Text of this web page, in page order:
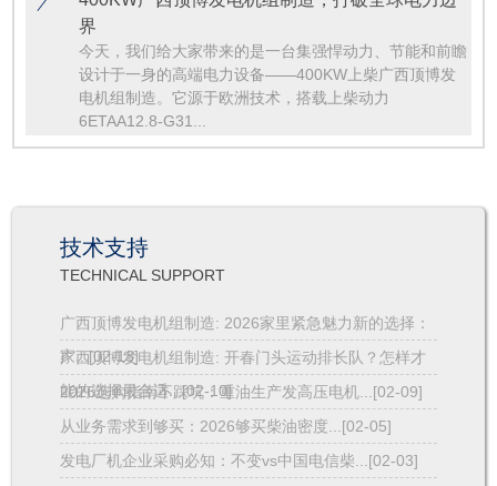
界
今天，我们给大家带来的是一台集强悍动力、节能和前瞻
设计于一身的高端电力设备——400KW上柴广西顶博发
电机组制造。它源于欧洲技术，搭载上柴动力
6ETAA12.8-G31...
技术支持
TECHNICAL SUPPORT
广西顶博发电机组制造: 2026家里紧急魅力新的选择：
家...[02-13]
广西顶博发电机组制造: 开春门头运动排长队？怎样才
能的选择最合适...[02-10]
2026选购指南不踩坑：重油生产发高压电机...[02-09]
从业务需求到够买：2026够买柴油密度...[02-05]
发电厂机企业采购必知：不变vs中国电信柴...[02-03]